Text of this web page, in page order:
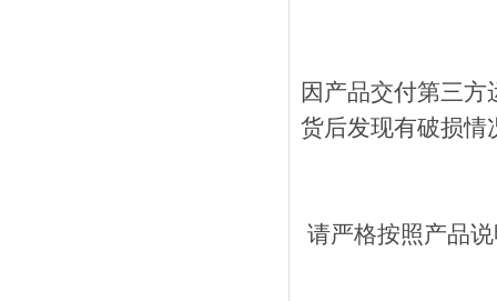
因产品交付第三
货后发现有破损情
请严格按照产品